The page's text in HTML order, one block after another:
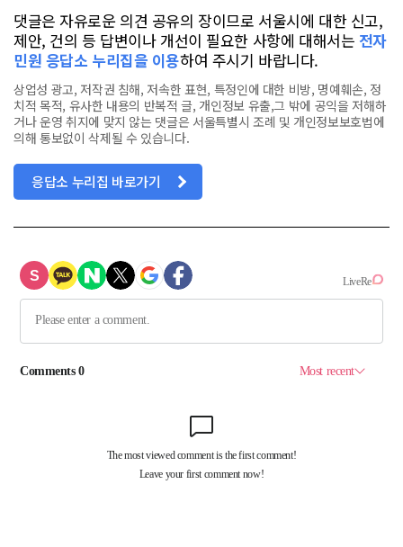
댓글은 자유로운 의견 공유의 장이므로 서울시에 대한 신고,
제안, 건의 등 답변이나 개선이 필요한 사항에 대해서는 전자
민원 응답소 누리집을 이용하여 주시기 바랍니다.
상업성 광고, 저작권 침해, 저속한 표현, 특정인에 대한 비방, 명예훼손, 정
치적 목적, 유사한 내용의 반복적 글, 개인정보 유출,그 밖에 공익을 저해하
거나 운영 취지에 맞지 않는 댓글은 서울특별시 조례 및 개인정보보호법에
의해 통보없이 삭제될 수 있습니다.
응답소 누리집 바로가기